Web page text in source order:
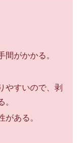
間がかかる。
やすいので、剥
。
がある。